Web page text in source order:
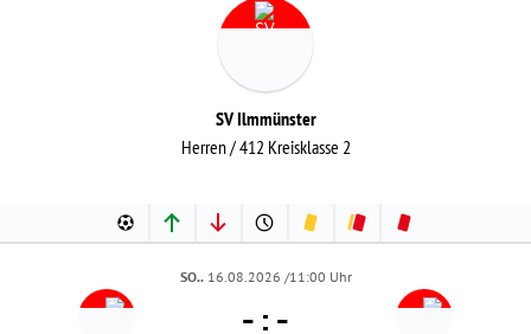
SV Ilmmünster
Herren / 412 Kreisklasse 2
SO.. 16.08.2026 /11:00 Uhr
- : -